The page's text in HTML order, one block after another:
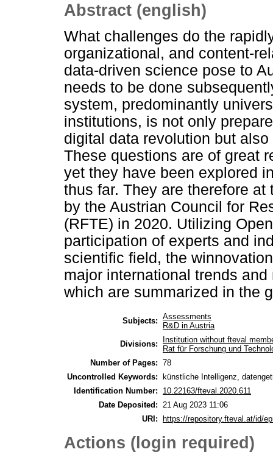
Abstract (english)
What challenges do the
organizational, and content-
data-driven science pose to
needs to be done
system, predominantly
institutions, is not only
digital data revolution but
These questions are of great
yet they have been explored
thus far. They are therefore
by the Austrian Council for
(RFTE) in 2020. Utilizing
participation of experts and
scientific field, the
major international trends
which are summarized in the
Subjects: Assessments
R&D in Austria
Divisions:
Institution without fteval
Rat für Forschung und
Number of Pages: 78
Uncontrolled Keywords: künstliche Intelligenz,
Identification Number:
10.22163/fteval.2020.611
Date Deposited:
21 Aug 2023 11:06
URI: https://repository.fteval.at/id/
Actions (login required)